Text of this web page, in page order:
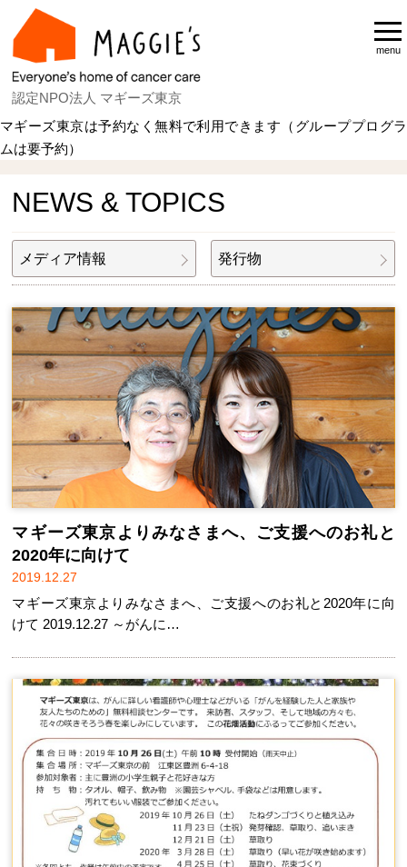
認定NPO法人 マギーズ東京
menu
マギーズ東京は予約なく無料で利用できます（グループプログラ
ムは要予約）
NEWS & TOPICS
メディア情報 発行物
マギーズ東京よりみなさまへ、ご支援へのお礼と
2020年に向けて
2019.12.27
マギーズ東京よりみなさまへ、ご支援へのお礼と2020年に向
けて 2019.12.27 ～がんに…